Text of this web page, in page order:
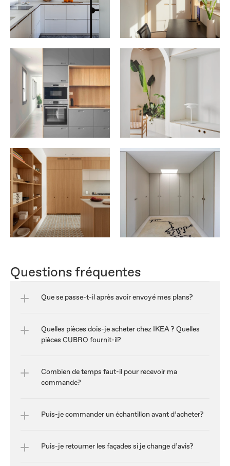
Questions fréquentes
Que se passe-t-il après avoir envoyé mes plans?
Quelles pièces dois-je acheter chez IKEA ? Quelles
pièces CUBRO fournit-il?
Combien de temps faut-il pour recevoir ma
commande?
Puis-je commander un échantillon avant d’acheter?
Puis-je retourner les façades si je change d’avis?